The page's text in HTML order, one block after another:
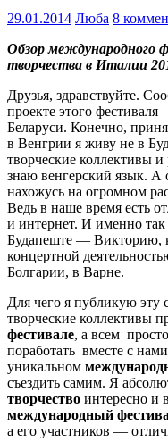
29.01.2014 Люба 8
Обзор международного
творчества в Италии
Друзья, здравствуйте.
проекте этого
Беларуси. Конечно,
в Венгрии я живу не в
творческие коллективы
знаю венгерский язык. А
нахожусь на огромном
Ведь в наше время есть
и интернет. И именно
Будапеште — Викторию,
концертной
Болгарии, в Варне.
Для чего я публикую эту
творческие коллективы
фестивале, а всем
поработать вместе с
уникальном
съездить самим. Я
творчество интересно и
международный
а его участников —